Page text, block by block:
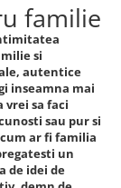
familie
si
autentice
inseamna mai
sa faci
sau pur si
ar fi familia
un
de idei de